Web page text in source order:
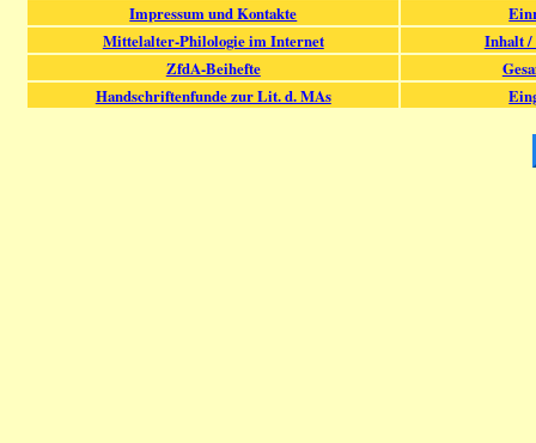
Impressum und Kontakte
Mittelalter-Philologie im Internet
Inhalt /
ZfdA-Beihefte
Handschriftenfunde zur Lit. d. MAs